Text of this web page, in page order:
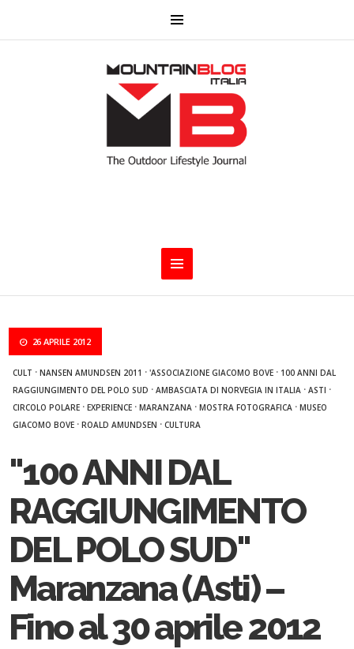
26 APRILE 2012
CULT ·NANSEN AMUNDSEN 2011 ·'ASSOCIAZIONE GIACOMO BOVE · 100 ANNI DAL
RAGGIUNGIMENTO DEL POLO SUD ·AMBASCIATA DI NORVEGIA IN ITALIA ·ASTI ·
CIRCOLO POLARE ·EXPERIENCE ·MARANZANA ·MOSTRA FOTOGRAFICA ·MUSEO
GIACOMO BOVE ·ROALD AMUNDSEN ·CULTURA
"100 ANNI DAL
RAGGIUNGIMENTO
DEL POLO SUD"
Maranzana (Asti) –
Fino al 30 aprile 2012